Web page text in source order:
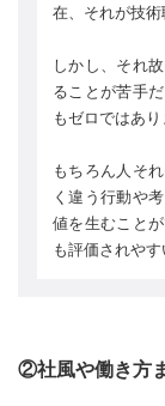
在、それが技術
しかし、それ
ることが苦手
もゼロではあり
もちろん人そ
く違う行動や
値を生むこと
も評価されやす
②社風や働き方